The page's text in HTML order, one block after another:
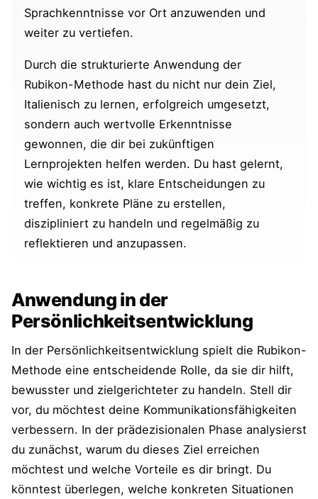
Sprachkenntnisse vor Ort anzuwenden und
weiter zu vertiefen.
Durch die strukturierte Anwendung der
Rubikon-Methode hast du nicht nur dein Ziel,
Italienisch zu lernen, erfolgreich umgesetzt,
sondern auch wertvolle Erkenntnisse
gewonnen, die dir bei zukünftigen
Lernprojekten helfen werden. Du hast gelernt,
wie wichtig es ist, klare Entscheidungen zu
treffen, konkrete Pläne zu erstellen,
diszipliniert zu handeln und regelmäßig zu
reflektieren und anzupassen.
Anwendung in der
Persönlichkeitsentwicklung
In der Persönlichkeitsentwicklung spielt die Rubikon-
Methode eine entscheidende Rolle, da sie dir hilft,
bewusster und zielgerichteter zu handeln. Stell dir
vor, du möchtest deine Kommunikationsfähigkeiten
verbessern. In der prädezisionalen Phase analysierst
du zunächst, warum du dieses Ziel erreichen
möchtest und welche Vorteile es dir bringt. Du
könntest überlegen, welche konkreten Situationen